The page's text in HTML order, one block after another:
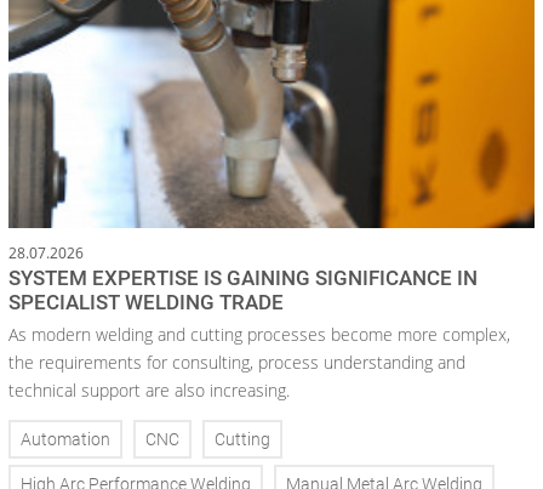
28.07.2026
SYSTEM EXPERTISE IS GAINING SIGNIFICANCE IN
SPECIALIST WELDING TRADE
As modern welding and cutting processes become more complex,
the requirements for consulting, process understanding and
technical support are also increasing.
Automation CNC Cutting
High Arc Performance Welding Manual Metal Arc Welding